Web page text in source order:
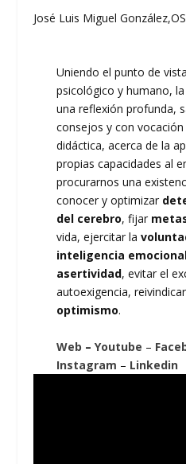
José Luis Miguel
Uniendo el punto de
psicológico y humano,
una reflexión profunda,
consejos y con
didáctica, acerca de la
propias capacidades al
procurarnos una
conocer y optimizar
del cerebro, fijar
vida, ejercitar la
inteligencia
asertividad, evitar el
autoexigencia,
optimismo.
Web –Youtube –
Instagram – Linkedin